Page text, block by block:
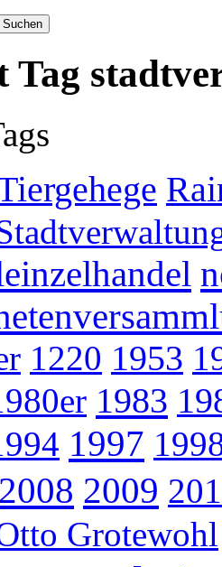
1220 1953
1983
1997
2008 2009
Grotewohl